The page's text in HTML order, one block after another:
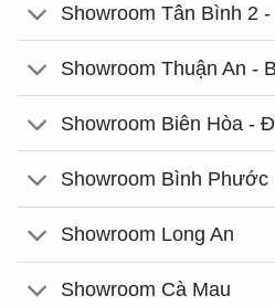
Showroom Tân Bình 2 -
Showroom Thuận An -
Showroom Biên Hòa -
Showroom Bình Phước
Showroom Long An
Showroom Cà Mau